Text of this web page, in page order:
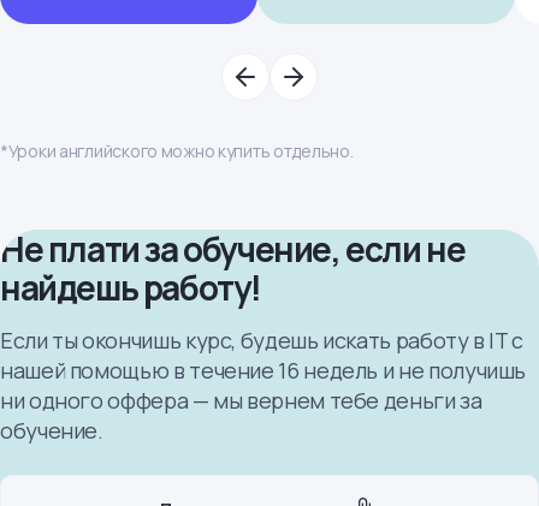
*Уроки английского можно купить отдельно.
Не плати за обучение, если не
найдешь работу!
Если ты окончишь курс, будешь искать работу в IT с
нашей помощью в течение 16 недель и не получишь
ни одного оффера — мы вернем тебе деньги за
обучение.